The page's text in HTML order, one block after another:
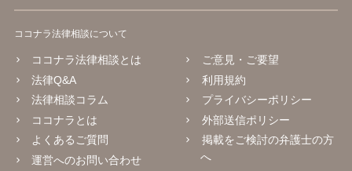
ココナラ法律相談について
ココナラ法律相談とは
法律Q&A
法律相談コラム
ココナラとは
よくあるご質問
運営へのお問い合わせ
ご意見・ご要望
利用規約
プライバシーポリシー
外部送信ポリシー
掲載をご検討の弁護士の方
へ